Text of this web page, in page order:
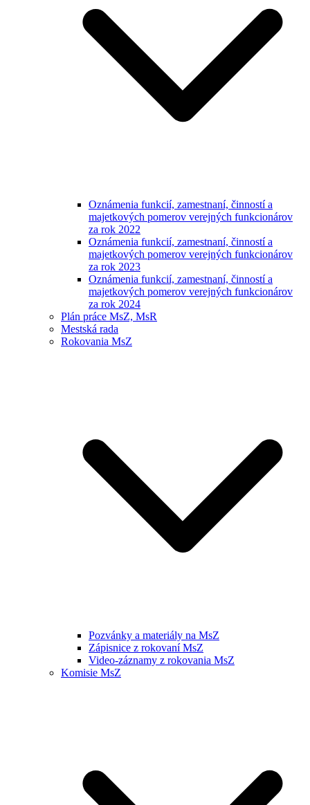
Oznámenia funkcií, zamestnaní, činností a
majetkových pomerov verejných funkcionárov
za rok 2022
Oznámenia funkcií, zamestnaní, činností a
majetkových pomerov verejných funkcionárov
za rok 2023
Oznámenia funkcií, zamestnaní, činností a
majetkových pomerov verejných funkcionárov
za rok 2024
Plán práce MsZ, MsR
Mestská rada
Rokovania MsZ
Pozvánky a materiály na MsZ
Zápisnice z rokovaní MsZ
Video-záznamy z rokovania MsZ
Komisie MsZ